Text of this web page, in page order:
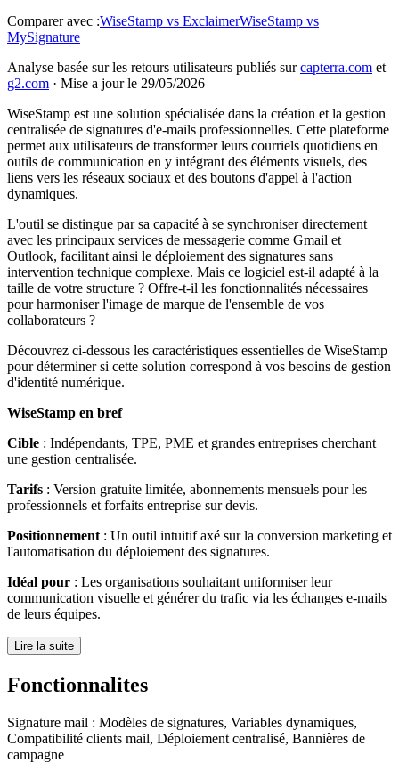
Comparer avec :WiseStamp vs ExclaimerWiseStamp vs
MySignature
Analyse basée sur les retours utilisateurs publiés surcapterra.com et
g2.com · Mise a jour le 29/05/2026
WiseStamp est une solution spécialisée dans la création et la gestion
centralisée de signatures d'e-mails professionnelles. Cette plateforme
permet aux utilisateurs de transformer leurs courriels quotidiens en
outils de communication en y intégrant des éléments visuels, des
liens vers les réseaux sociaux et des boutons d'appel à l'action
dynamiques.
L'outil se distingue par sa capacité à se synchroniser directement
avec les principaux services de messagerie comme Gmail et
Outlook, facilitant ainsi le déploiement des signatures sans
intervention technique complexe. Mais ce logiciel est-il adapté à la
taille de votre structure ? Offre-t-il les fonctionnalités nécessaires
pour harmoniser l'image de marque de l'ensemble de vos
collaborateurs ?
Découvrez ci-dessous les caractéristiques essentielles de WiseStamp
pour déterminer si cette solution correspond à vos besoins de gestion
d'identité numérique.
WiseStamp en bref
Cible : Indépendants, TPE, PME et grandes entreprises cherchant
une gestion centralisée.
Tarifs : Version gratuite limitée, abonnements mensuels pour les
professionnels et forfaits entreprise sur devis.
Positionnement : Un outil intuitif axé sur la conversion marketing et
l'automatisation du déploiement des signatures.
Idéal pour : Les organisations souhaitant uniformiser leur
communication visuelle et générer du trafic via les échanges e-mails
de leurs équipes.
Lire la suite
Fonctionnalites
Signature mail : Modèles de signatures, Variables dynamiques,
Compatibilité clients mail, Déploiement centralisé, Bannières de
campagne